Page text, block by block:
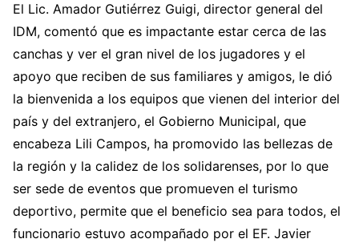
El Lic. Amador Gutiérrez Guigi, director general del
IDM, comentó que es impactante estar cerca de las
canchas y ver el gran nivel de los jugadores y el
apoyo que reciben de sus familiares y amigos, le dió
la bienvenida a los equipos que vienen del interior del
país y del extranjero, el Gobierno Municipal, que
encabeza Lili Campos, ha promovido las bellezas de
la región y la calidez de los solidarenses, por lo que
ser sede de eventos que promueven el turismo
deportivo, permite que el beneficio sea para todos, el
funcionario estuvo acompañado por el EF. Javier